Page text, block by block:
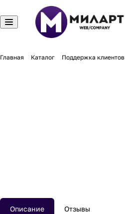
Главная Каталог Поддержка клиентов
Описание Отзывы